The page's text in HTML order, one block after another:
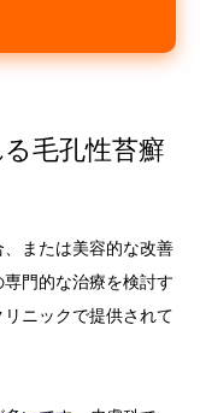
毛孔性苔癬
または美容的な改善
門的な治療を検討す
ニックで提供されて